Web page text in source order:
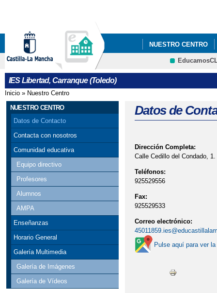
NUESTRO CENTRO
IES Libertad, Carranque (Toledo)
Se encuentra usted aquí
Inicio » Nuestro Centro
NUESTRO CENTRO
Datos de Contacto
Contacta con nosotros
Comunidad educativa
Equipo directivo
Profesores
Alumnos
AMPA
Enseñanzas
Horario General
Galería Multimedia
Galería de Imágenes
Galería de Vídeos
Datos de
Dirección Completa:
Calle Cedillo del Condado,
Teléfonos:
925529556
Fax:
925529533
Correo electrónico:
Pulse aquí para ver